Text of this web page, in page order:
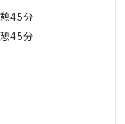
45分
45分